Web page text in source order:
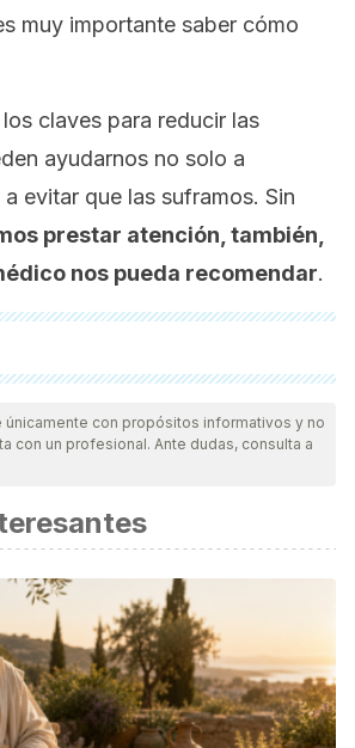
muy importante saber cómo
claves para reducir las
ayudarnos no solo a
evitar que las suframos. Sin
prestar atención, también,
nos pueda recomendar.
fueron revisadas a profundidad por
asegurar su calidad, confiabilidad,
bibliografía de este artículo fue
García Lizame, M.; Peguero Bringuez,
& Corteguera Torres, D. (2003).
primaria al paciente claudicante
Cubana de Medicina General Integral
de http://scielo.sld.cu/scielo.php?
con propósitos informativos y no
con un profesional. Ante dudas, consulta a